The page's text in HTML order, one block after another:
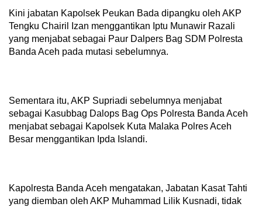
Kini jabatan Kapolsek Peukan Bada dipangku oleh AKP
Tengku Chairil Izan menggantikan Iptu Munawir Razali
yang menjabat sebagai Paur Dalpers Bag SDM Polresta
Banda Aceh pada mutasi sebelumnya.
Sementara itu, AKP Supriadi sebelumnya menjabat
sebagai Kasubbag Dalops Bag Ops Polresta Banda Aceh
menjabat sebagai Kapolsek Kuta Malaka Polres Aceh
Besar menggantikan Ipda Islandi.
Kapolresta Banda Aceh mengatakan, Jabatan Kasat Tahti
yang diemban oleh AKP Muhammad Lilik Kusnadi, tidak